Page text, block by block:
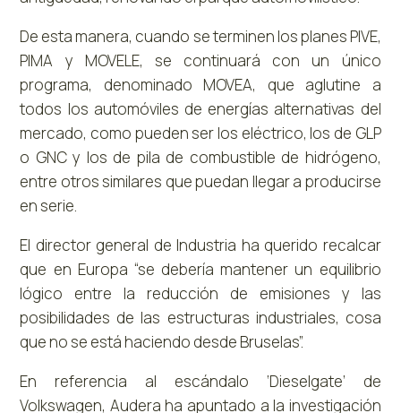
De esta manera, cuando se terminen los planes PIVE,
PIMA y MOVELE, se continuará con un único
programa, denominado MOVEA, que aglutine a
todos los automóviles de energías alternativas del
mercado, como pueden ser los eléctrico, los de GLP
o GNC y los de pila de combustible de hidrógeno,
entre otros similares que puedan llegar a producirse
en serie.
El director general de Industria ha querido recalcar
que en Europa “se debería mantener un equilibrio
lógico entre la reducción de emisiones y las
posibilidades de las estructuras industriales, cosa
que no se está haciendo desde Bruselas”.
En referencia al escándalo ‘Dieselgate’ de
Volkswagen, Audera ha apuntado a la investigación